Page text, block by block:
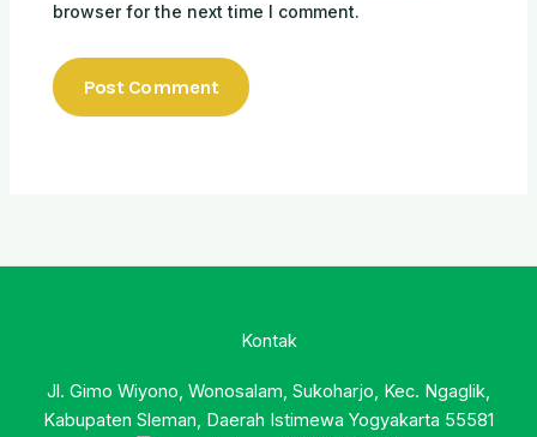
browser for the next time I comment.
Kontak
Jl. Gimo Wiyono, Wonosalam, Sukoharjo, Kec. Ngaglik,
Kabupaten Sleman, Daerah Istimewa Yogyakarta 55581